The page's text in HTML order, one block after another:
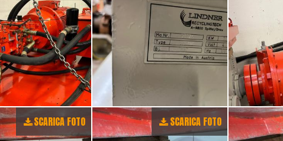
SCARICA FOTO SCARICA FOTO